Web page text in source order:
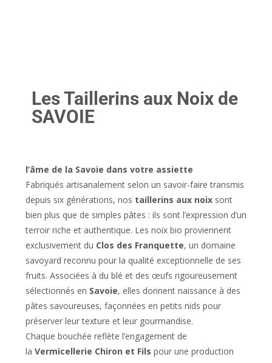
Les Taillerins aux Noix de
SAVOIE
l’âme de la Savoie dans votre assiette
Fabriqués artisanalement selon un savoir-faire transmis
depuis six générations, nos taillerins aux noix sont
bien plus que de simples pâtes : ils sont l’expression d’un
terroir riche et authentique. Les noix bio proviennent
exclusivement du Clos des Franquette, un domaine
savoyard reconnu pour la qualité exceptionnelle de ses
fruits. Associées à du blé et des œufs rigoureusement
sélectionnés en Savoie, elles donnent naissance à des
pâtes savoureuses, façonnées en petits nids pour
préserver leur texture et leur gourmandise.
Chaque bouchée reflète l’engagement de
la Vermicellerie Chiron et Fils pour une production